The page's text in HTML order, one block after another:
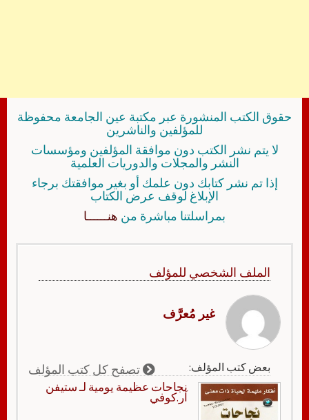
حقوق الكتب المنشورة عبر مكتبة عين الجامعة محفوظة
للمؤلفين والناشرين
لا يتم نشر الكتب دون موافقة المؤلفين ومؤسسات
النشر والمجلات والدوريات العلمية
إذا تم نشر كتابك دون علمك أو بغير موافقتك برجاء
الإبلاغ لوقف عرض الكتاب
بمراسلتنا مباشرة من هنــــــا
الملف الشخصي للمؤلف
غير مُعرَّف
بعض كتب المؤلف: تصفح كل كتب المؤلف
نجاحات عظيمة يومية لـ ستيفن
آر.كوفي